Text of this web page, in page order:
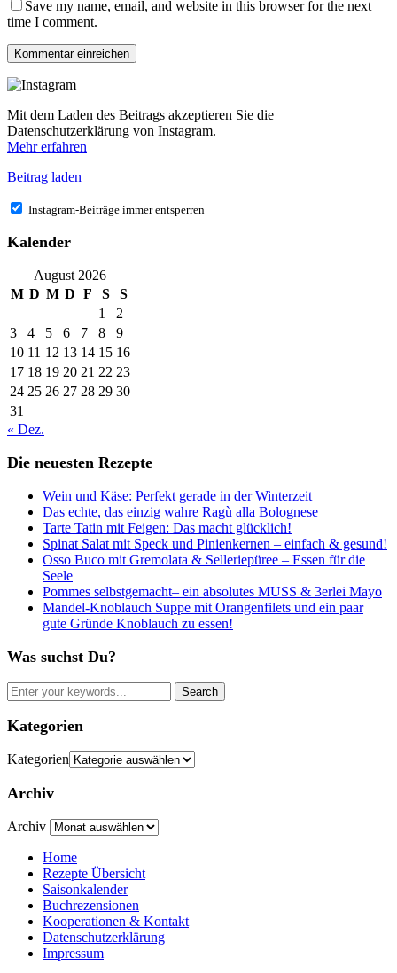
Save my name, email, and website in this browser for the next
time I comment.
Mit dem Laden des Beitrags akzeptieren Sie die
Datenschutzerklärung von Instagram.
Mehr erfahren
Beitrag laden
Instagram-Beiträge immer entsperren
Kalender
August 2026
M D M D F S
S
1
2
3
4 5 6 7 8
9
10 11 12 13 14 15 16
17 18 19 20 21 22 23
24 25 26 27 28 29 30
31
« Dez.
Die neuesten Rezepte
Wein und Käse: Perfekt gerade in der Winterzeit
Das echte, das einzig wahre Ragù alla Bolognese
Tarte Tatin mit Feigen: Das macht glücklich!
Spinat Salat mit Speck und Pinienkernen – einfach & gesund!
Osso Buco mit Gremolata & Selleriepüree – Essen für die
Seele
Pommes selbstgemacht– ein absolutes MUSS & 3erlei Mayo
Mandel-Knoblauch Suppe mit Orangenfilets und ein paar
gute Gründe Knoblauch zu essen!
Was suchst Du?
Kategorien
Kategorien
Archiv
Archiv
Home
Rezepte Übersicht
Saisonkalender
Buchrezensionen
Kooperationen & Kontakt
Datenschutzerklärung
Impressum